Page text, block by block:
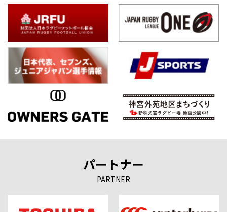
パートナー
PARTNER